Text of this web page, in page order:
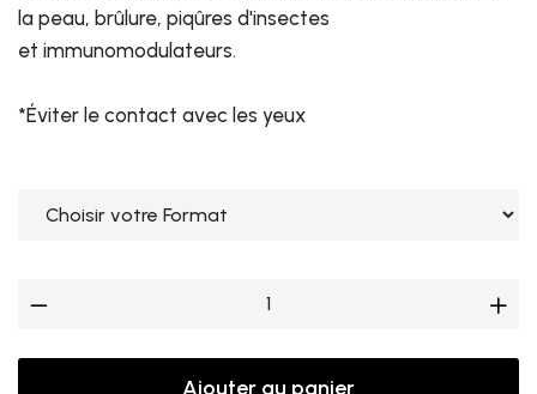
la peau, brûlure, piqûres d'insectes
et immunomodulateurs.
*Éviter le contact avec les yeux
Ajouter au panier